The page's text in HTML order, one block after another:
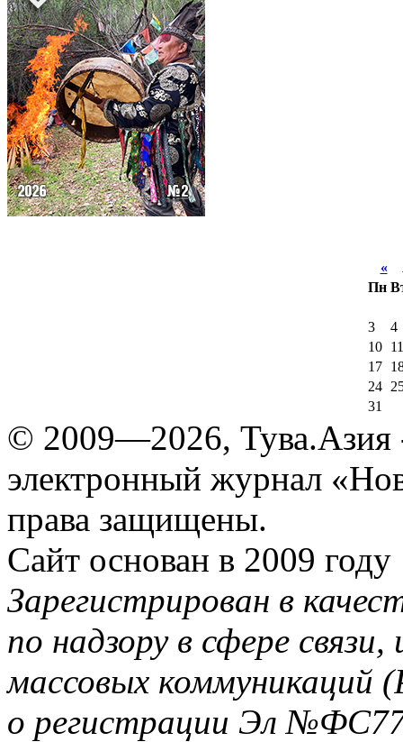
«
Пн
3
4
10
11
17
24
31
© 2009—2026, Тува.Азия
электронный журнал
права защищены.
Сайт основан в 2009 году
Зарегистрирован в
по надзору в сфере
массовых коммуникаций
о регистрации Эл